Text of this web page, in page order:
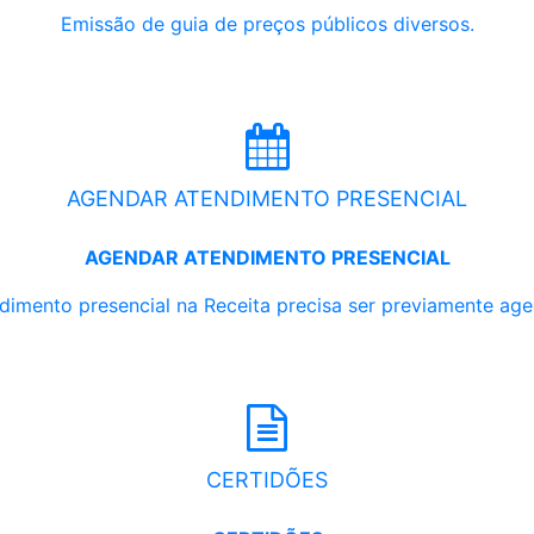
Emissão de guia de preços públicos diversos.
AGENDAR ATENDIMENTO PRESENCIAL
AGENDAR ATENDIMENTO PRESENCIAL
presencial na Receita precisa ser previamente
CERTIDÕES